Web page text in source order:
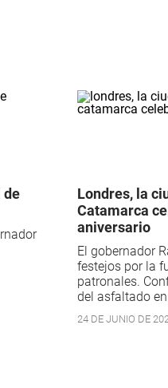
de
Londres, la
Catamarca
aniversario
El gobernador
festejos por la
patronales.
del asfaltado
24 DE JUNIO DE